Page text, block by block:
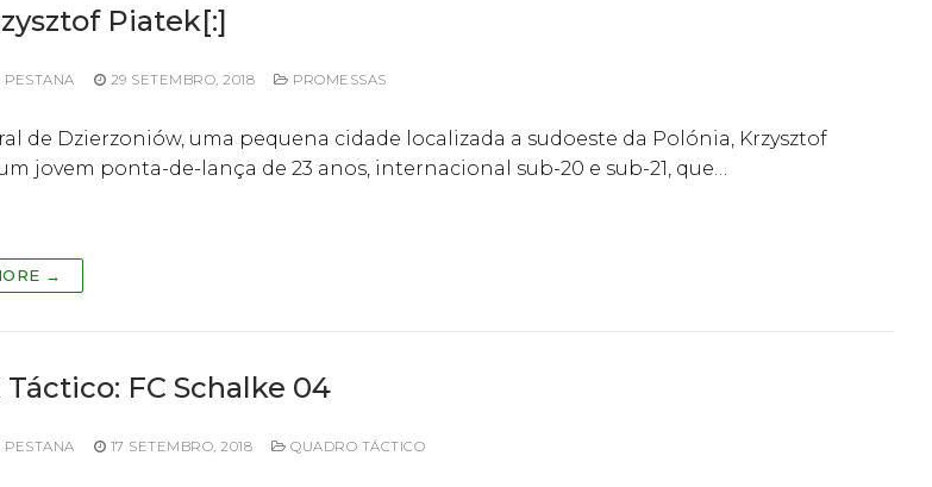
Piatek[:]
PESTANA 29 SETEMBRO, 2018 PROMESSAS
de Dzierzoniów, uma pequena cidade localizada a sudoeste da Polónia, Krzysztof
jovem ponta-de-lança de 23 anos, internacional sub-20 e sub-21, que…
→
Táctico: FC Schalke 04
PESTANA 17 SETEMBRO, 2018 QUADRO TÁCTICO